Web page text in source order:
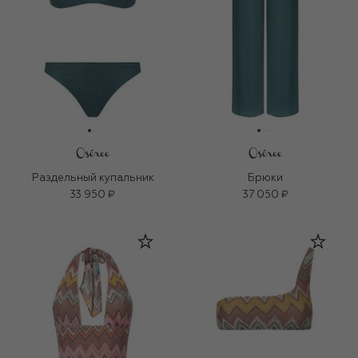
Раздельный купальник
33 950 ₽
Брюки
37 050 ₽